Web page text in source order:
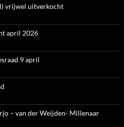
vrijwel uitverkocht
april 2026
9 april
– van der Weijden- Millenaar